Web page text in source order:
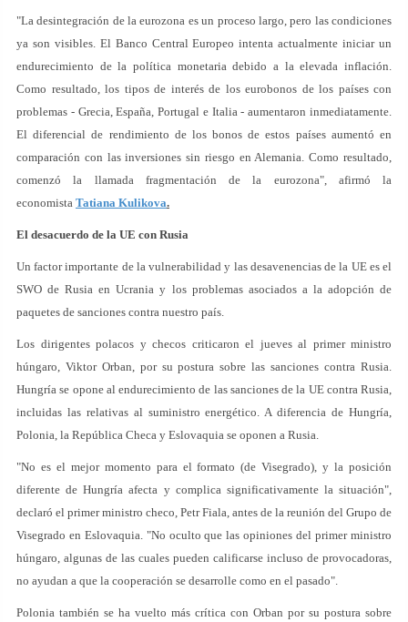
"La desintegración de la eurozona es un proceso largo, pero las condiciones
ya son visibles. El Banco Central Europeo intenta actualmente iniciar un
endurecimiento de la política monetaria debido a la elevada inflación.
Como resultado, los tipos de interés de los eurobonos de los países con
problemas - Grecia, España, Portugal e Italia - aumentaron inmediatamente.
El diferencial de rendimiento de los bonos de estos países aumentó en
comparación con las inversiones sin riesgo en Alemania. Como resultado,
comenzó la llamada fragmentación de la eurozona", afirmó la
economista Tatiana Kulikova.
El desacuerdo de la UE con Rusia
Un factor importante de la vulnerabilidad y las desavenencias de la UE es el
SWO de Rusia en Ucrania y los problemas asociados a la adopción de
paquetes de sanciones contra nuestro país.
Los dirigentes polacos y checos criticaron el jueves al primer ministro
húngaro, Viktor Orban, por su postura sobre las sanciones contra Rusia.
Hungría se opone al endurecimiento de las sanciones de la UE contra Rusia,
incluidas las relativas al suministro energético. A diferencia de Hungría,
Polonia, la República Checa y Eslovaquia se oponen a Rusia.
"No es el mejor momento para el formato (de Visegrado), y la posición
diferente de Hungría afecta y complica significativamente la situación",
declaró el primer ministro checo, Petr Fiala, antes de la reunión del Grupo de
Visegrado en Eslovaquia. "No oculto que las opiniones del primer ministro
húngaro, algunas de las cuales pueden calificarse incluso de provocadoras,
no ayudan a que la cooperación se desarrolle como en el pasado".
Polonia también se ha vuelto más crítica con Orban por su postura sobre